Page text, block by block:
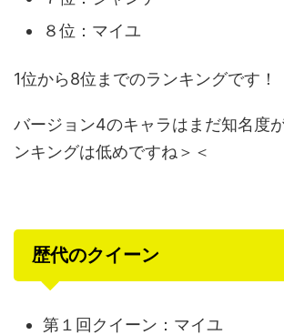
８位：マイユ
1位から8位までのランキングです！
バージョン4のキャラはまだ知名度
ンキングは低めですね＞＜
歴代のクイーン
第１回クイーン：マイユ